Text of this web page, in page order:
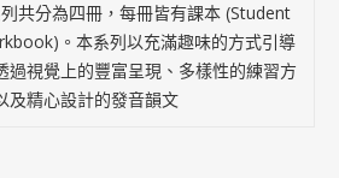
共分為四冊，每冊皆有課本 (Student
。本系列以充滿趣味的方式引導
過視覺上的豐富呈現、多樣性的練習方
及精心設計的發音韻文